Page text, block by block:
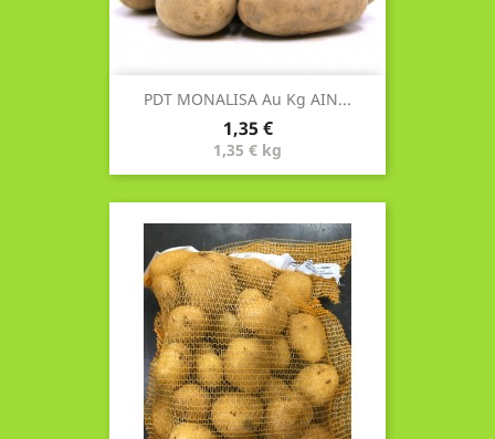
PDT MONALISA Au Kg AIN...
Prix
1,35 €
1,35 € kg